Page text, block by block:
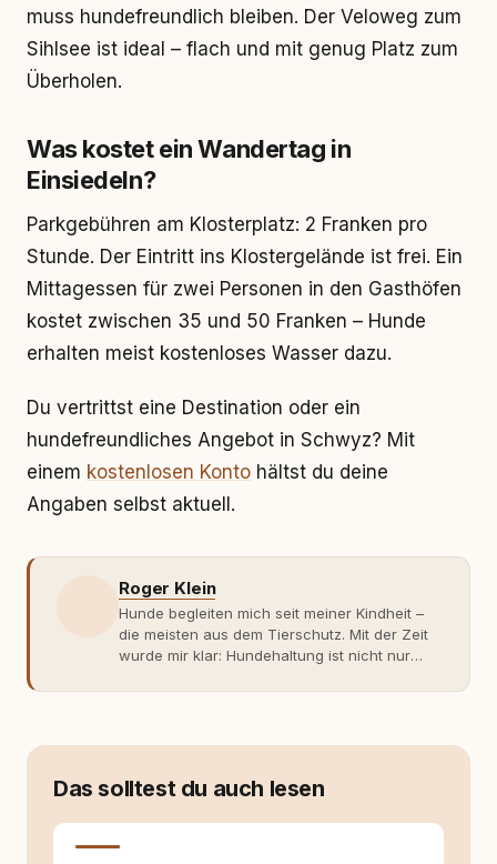
muss hundefreundlich bleiben. Der Veloweg zum
Sihlsee ist ideal – flach und mit genug Platz zum
Überholen.
Was kostet ein Wandertag in
Einsiedeln?
Parkgebühren am Klosterplatz: 2 Franken pro
Stunde. Der Eintritt ins Klostergelände ist frei. Ein
Mittagessen für zwei Personen in den Gasthöfen
kostet zwischen 35 und 50 Franken – Hunde
erhalten meist kostenloses Wasser dazu.
Du vertrittst eine Destination oder ein
hundefreundliches Angebot in Schwyz? Mit
einem kostenlosen Konto hältst du deine
Angaben selbst aktuell.
Roger Klein
Hunde begleiten mich seit meiner Kindheit –
die meisten aus dem Tierschutz. Mit der Zeit
wurde mir klar: Hundehaltung ist nicht nur
Fachwissen. Der Wendepunkt kam mit meinem
moderner Hundeerziehung
entsteht echte Bindung dort, wo Verständnis
Wissen ersetzt – nicht umgekehrt. Aus dieser
Das solltest du auch lesen